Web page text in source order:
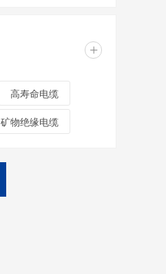
+
高寿命电缆
矿物绝缘电缆